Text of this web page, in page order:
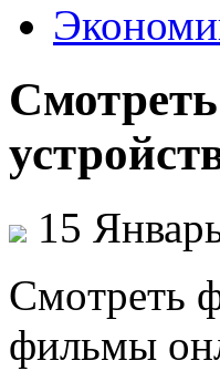
15
Смoтрeть
фильмы